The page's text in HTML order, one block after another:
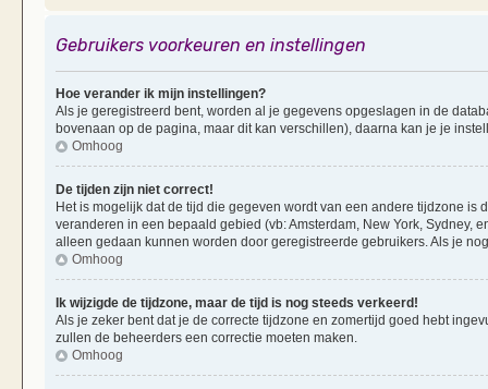
Gebruikers voorkeuren en instellingen
Hoe verander ik mijn instellingen?
Als je geregistreerd bent, worden al je gegevens opgeslagen in de
bovenaan op de pagina, maar dit kan verschillen), daarna kan je je
Omhoog
De tijden zijn niet correct!
Het is mogelijk dat de tijd die gegeven wordt van een andere tijdzone
veranderen in een bepaald gebied (vb: Amsterdam, New York, Sydney,
alleen gedaan kunnen worden door geregistreerde gebruikers. Als je
Omhoog
Ik wijzigde de tijdzone, maar de tijd is nog steeds verkeerd!
Als je zeker bent dat je de correcte tijdzone en zomertijd goed hebt
zullen de beheerders een correctie moeten maken.
Omhoog